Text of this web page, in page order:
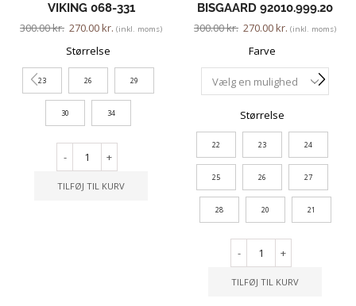
VIKING 068-331
300.00kr. 270.00kr. (inkl. moms)
Størrelse
23 26 29
30 34
- +
TILFØJ TIL KURV
BISGAARD 92010.999.20
300.00kr. 270.00kr. (inkl. moms)
Farve
Størrelse
22 23 24
25 26 27
28 20 21
- +
TILFØJ TIL KURV